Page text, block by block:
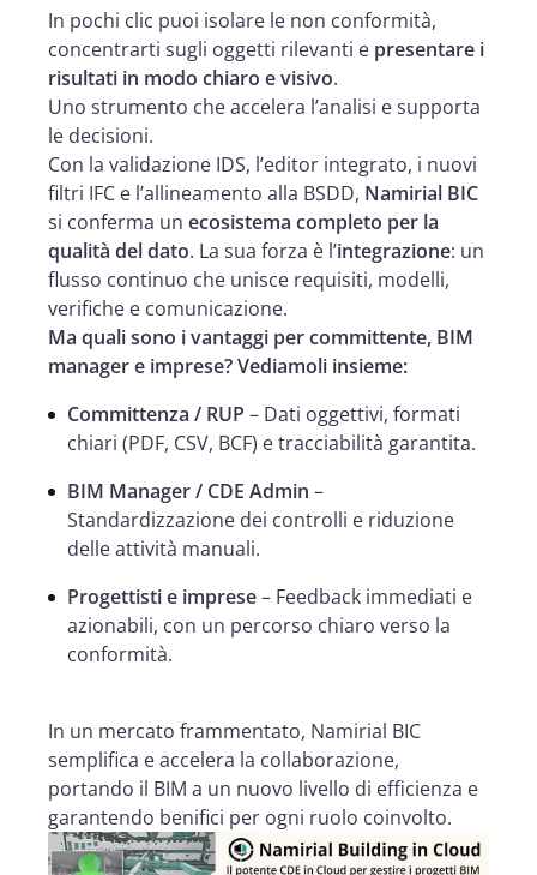
In pochi clic puoi isolare le non conformità,
concentrarti sugli oggetti rilevanti e presentare i
risultati in modo chiaro e visivo.
Uno strumento che accelera l’analisi e supporta
le decisioni.
Con la validazione IDS, l’editor integrato, i nuovi
filtri IFC e l’allineamento alla BSDD, Namirial BIC
si conferma un ecosistema completo per la
qualità del dato. La sua forza è l’integrazione: un
flusso continuo che unisce requisiti, modelli,
verifiche e comunicazione.
Ma quali sono i vantaggi per committente, BIM
manager e imprese? Vediamoli insieme:
Committenza / RUP – Dati oggettivi, formati
chiari (PDF, CSV, BCF) e tracciabilità garantita.
BIM Manager / CDE Admin –
Standardizzazione dei controlli e riduzione
delle attività manuali.
Progettisti e imprese– Feedback immediati e
azionabili, con un percorso chiaro verso la
conformità.
In un mercato frammentato, Namirial BIC
semplifica e accelera la collaborazione,
portando il BIM a un nuovo livello di efficienza e
garantendo benifici per ogni ruolo coinvolto.